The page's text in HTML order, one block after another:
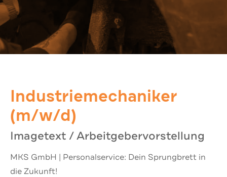
Industriemechaniker
(m/w/d)
Imagetext / Arbeitgebervorstellung
MKS GmbH | Personalservice: Dein Sprungbrett in
die Zukunft!